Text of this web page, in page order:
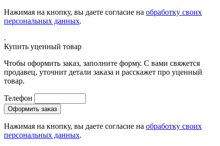
Нажимая на кнопку, вы даете согласие на обработку своих
персональных данных.
.
Купить уценный товар
Чтобы оформить заказ, заполните форму. С вами свяжется
продавец, уточнит детали заказа и расскажет про уценный
товар.
Телефон
Нажимая на кнопку, вы даете согласие на обработку своих
персональных данных.